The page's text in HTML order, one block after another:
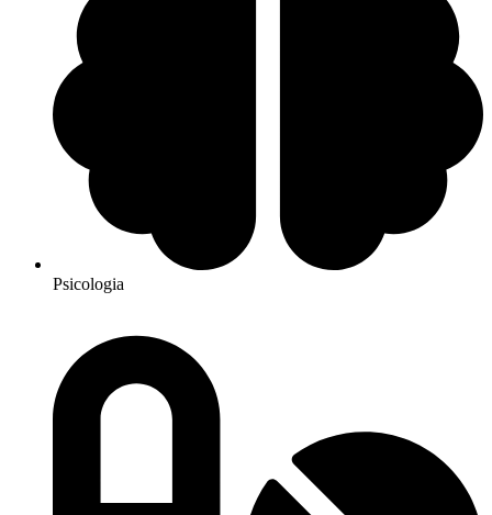
Psicologia